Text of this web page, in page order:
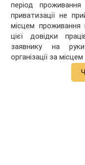
період
приватизації не
місцем
цієї довідки
заявнику на
організації за